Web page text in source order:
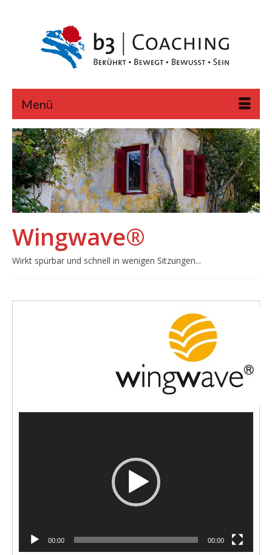
Menü
Wingwave®
Wirkt spürbar und schnell in wenigen Sitzungen...
00:00 00:00